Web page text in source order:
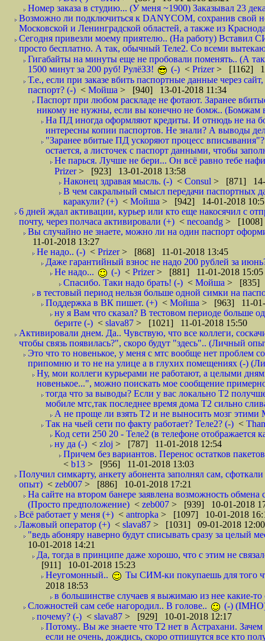
Номер заказа в студию... (У меня ~1900) Заказывал 23
Возможно ли подключиться к DANYCOM, сохранив свой
Московской и Ленинградской областей, а также из
Сегодня привезли моему приятелю.. (На работу) Вставил
просто бесплатно. А так, обычный Теле2. Со всеми
Гигабайты на минуты еще не пробовали поменять.. (А
1500 минут за 200 руб! РулёЗЗ!
(-) < Prizer> [1162]
Т.е., если при заказе вбить паспортные данные через
паспорт? (-) < Мойша > [940] 13-01-2018 11:34
Паспорт при любом раскладе не фотают. Заранее
никому не нужны, если вы конечно не бомж.. (Бомжам
На ПД иногда оформляют кредиты. И отнюдь не на
интересны копии паспортов. Не знали? А выводы
"Заранее вбитые ПД ускоряют процесс
остается, а листочек с паспорт данными, чтобы
Не парься. Лучше не бери... Он всё равно тебе
Prizer> [923] 13-01-2018 13:58
Наконец здравая мысль. (-) < Consul > [871] 14-
В чем сакральный смысл передачи паспортных
каракули? (+) < Мойша > [942] 14-01-2018
6 дней ждал активации, курьер или кто еще накосячил с
почту, через полчаса активировали (+) < necoandg > [1008]
Вы случайно не знаете, можно ли на один паспорт
11-01-2018 13:27
Не надо.. (-) < Prizer> [868] 11-01-2018 13:45
Даже гарантийный взнос не надо 200 рублей за
Не надо...
(-) < Prizer> [881] 11-01-2018 15:05
Спасибо. Таки надо брать! (-) < Мойша > [835]
в тестовый период нельзя больше одной симки на
Поддержка в ВК пишет. (+) < Мойша > [963] 11-01-
ну я Вам что сказал? В тестовом периоде больше
берите (-) < slava87 > [1021] 11-01-2018 15:50
Активировали днем. Да.. Чувствую, что все коллеги,
чтобы связь появилась?", скоро будут "здесь".. (Личный
Это что то новенькое, у меня с мтс вообще нет проблем
припомню и то не на улице а в глухих помещениях (-)
Ну, мои коллеги курьерами не работают, а целыми
новенькое...", можно поискать мое сообщение
тогда что за выводы? Если у вас локально Т2
мобиле мтс,так последнее время дома Т2 сильно
А не проще ли взять Т2 и не выносить мозг
Так на чьей сети по факту работает? Теле2? (-) <
Код сети 250 20 - Теле2 (в телефоне отображается
ну да (-) < zloj > [787] 11-01-2018 12:54
Причем без вариантов. Перенос остатков
< b13 > [956] 11-01-2018 13:03
Получил симкарту, анкету абонента заполнял сам,
опыт) < zeb007 > [886] 10-01-2018 17:21
На сайте на втором банере заявлена возможность
(Просто предположение) < zeb007 > [939] 10-01-2018
Всё работает у меня (+) < antropka > [1097] 10-01-2018
Лажовый оператор (+) < slava87 > [1031] 09-01-2018 12:00
"ведь абоняру наверно будут списывать сразу за целый
10-01-2018 14:21
Да, тогда в принципе даже хорошо, что с этим не
[911] 10-01-2018 15:23
Неугомонный..
Ты СИМ-ки покупаешь для того
2018 18:53
в большинстве случаев я выжимаю из нее какие-то
Сложностей сам себе нагородил.. В голове..
(-)
почему? (-) < slava87 > [929] 10-01-2018 12:17
Потому.. Вы же знаете что Т2 нет в Астрахани.
если не очень, дождись, скоро отпишутся все кто